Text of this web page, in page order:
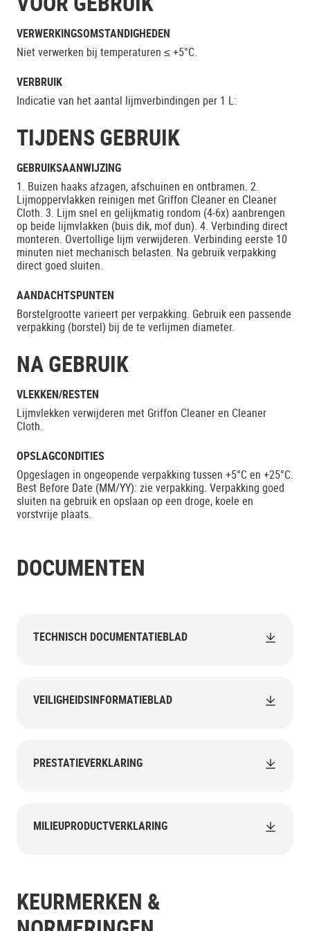
VERWERKINGSOMSTANDIGHEDEN
Niet verwerken bij temperaturen ≤ +5°C.
VERBRUIK
Indicatie van het aantal lijmverbindingen per 1 L:
TIJDENS GEBRUIK
GEBRUIKSAANWIJZING
1. Buizen haaks afzagen, afschuinen en ontbramen. 2.
Lijmoppervlakken reinigen met Griffon Cleaner en Cleaner
Cloth. 3. Lijm snel en gelijkmatig rondom (4-6x) aanbrengen
op beide lijmvlakken (buis dik, mof dun). 4. Verbinding direct
monteren. Overtollige lijm verwijderen. Verbinding eerste 10
minuten niet mechanisch belasten. Na gebruik verpakking
direct goed sluiten.
AANDACHTSPUNTEN
Borstelgrootte varieert per verpakking. Gebruik een passende
verpakking (borstel) bij de te verlijmen diameter.
NA GEBRUIK
VLEKKEN/RESTEN
Lijmvlekken verwijderen met Griffon Cleaner en Cleaner
Cloth.
OPSLAGCONDITIES
Opgeslagen in ongeopende verpakking tussen +5°C en +25°C.
Best Before Date (MM/YY): zie verpakking. Verpakking goed
sluiten na gebruik en opslaan op een droge, koele en
vorstvrije plaats.
DOCUMENTEN
TECHNISCH DOCUMENTATIEBLAD
VEILIGHEIDSINFORMATIEBLAD
PRESTATIEVERKLARING
MILIEUPRODUCTVERKLARING
KEURMERKEN &